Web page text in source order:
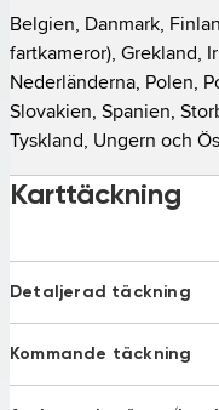
Belgien, Danmark,
fartkameror), Grekland,
Nederländerna, Polen,
Slovakien, Spanien,
Tyskland, Ungern och
Karttäckning
Detaljerad täckning
Argentina
Austria
Kommande täckning